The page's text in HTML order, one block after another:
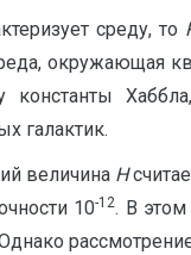
среду, то
окружающая
галактик.
величина H
10-12. В этом